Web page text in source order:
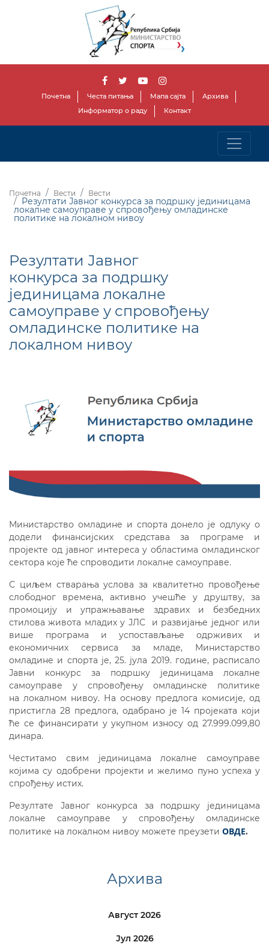
Почетна Честа питања Мапа сајта
Архива
Информатор о раду
Контакт
Почетна Вести Вести
Резултати Јавног конкурса за подршку јединицама
локалне самоуправе у спровођењу омладинске
политике на локалном нивоу
Резултати Јавног
конкурса за подршку
јединицама локалне
самоуправе у спровођењу
омладинске политике на
локалном нивоу
Министарство омладине и спорта донело је одлуку о
додели финансијских средстава за програме и
пројекте од јавног интереса у областима омладинског
сектора које ће спроводити локалне самоуправе.
С циљем стварања услова за квалитетно провођење
слободног времена, активно учешће у друштву, за
промоцију и упражњавање здравих и безбедних
стилова живота младих у ЈЛС и развијање једног или
више програма и успостављање одрживих и
економичних сервиса за младе, Министарство
омладине и спорта је, 25. јула 2019. године, расписало
Јавни конкурс за подршку јединицама локалне
самоуправе у спровођењу омладинске политике
на локалном нивоу. На основу предлога комисије, од
пристигла 28 предлога, одабрано је 14 пројеката који
ће се финансирати у укупном износу од 27.999.099,80
динара.
Честитамо свим јединицама локалне самоуправе
којима су одобрени пројекти и желимо пуно успеха у
спрођењу истих.
Резултате Јавног конкурса за подршку јединицама
локалне самоуправе у спровођењу омладинске
политике на локалном нивоу можете преузети ОВДЕ.
Архива
Август 2026
Јул 2026